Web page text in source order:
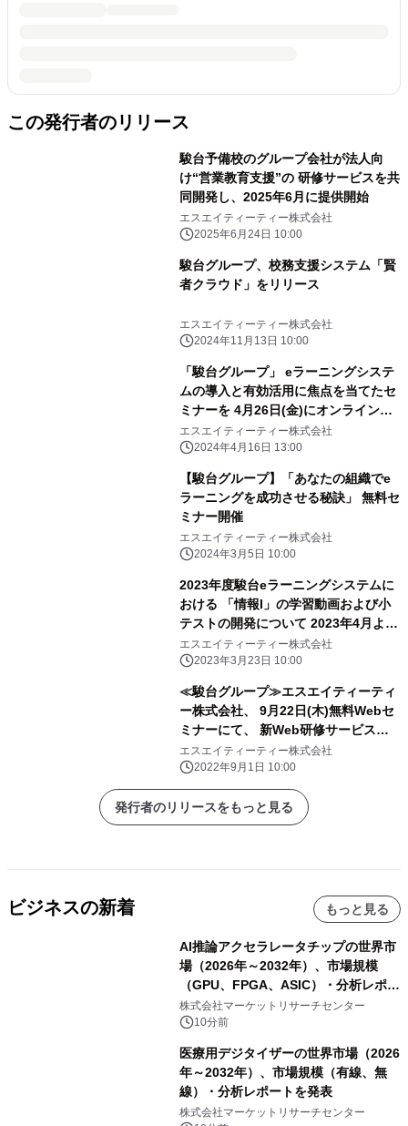
この発行者のリリース
駿台予備校のグループ会社が法人向
け“営業教育支援”の 研修サービスを共
同開発し、2025年6月に提供開始
エスエイティーティー株式会社
2025年6月24日 10:00
駿台グループ、校務支援システム「賢
者クラウド」をリリース
エスエイティーティー株式会社
2024年11月13日 10:00
「駿台グループ」 eラーニングシステ
ムの導入と有効活用に焦点を当てたセ
ミナーを 4月26日(金)にオンライン開
催
エスエイティーティー株式会社
2024年4月16日 13:00
【駿台グループ】「あなたの組織でe
ラーニングを成功させる秘訣」 無料セ
ミナー開催
エスエイティーティー株式会社
2024年3月5日 10:00
2023年度駿台eラーニングシステムに
おける 「情報I」の学習動画および小
テストの開発について 2023年4月より
リリース
エスエイティーティー株式会社
2023年3月23日 10:00
≪駿台グループ≫エスエイティーティ
ー株式会社、 9月22日(木)無料Webセ
ミナーにて、 新Web研修サービス
『即トレ』を初披露
エスエイティーティー株式会社
2022年9月1日 10:00
発行者のリリースをもっと見る
ビジネスの新着 もっと見る
AI推論アクセラレータチップの世界市
場（2026年～2032年）、市場規模
（GPU、FPGA、ASIC）・分析レポー
トを発表
株式会社マーケットリサーチセンター
10分前
医療用デジタイザーの世界市場（2026
年～2032年）、市場規模（有線、無
線）・分析レポートを発表
株式会社マーケットリサーチセンター